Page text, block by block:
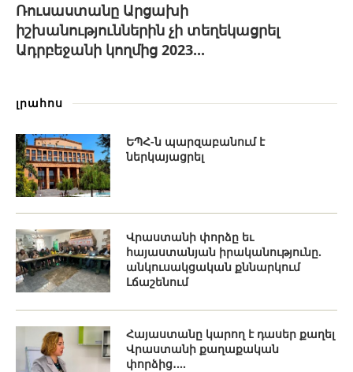
Ռուսաստանը Արցախի
իշխանություններին չի տեղեկացրել
Ադրբեջանի կողմից 2023...
լրահոս
ԵՊՀ-ն պարզաբանում է
ներկայացրել
Վրաստանի փորձը եւ
հայաստանյան իրականությունը.
անկուսակցական քննարկում
Լճաշենում
Հայաստանը կարող է դասեր քաղել
Վրաստանի քաղաքական
փորձից․...